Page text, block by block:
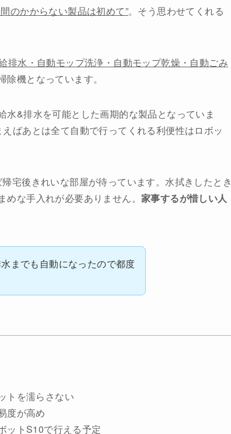
のかからない製品は初めて”。そう思わせてくれる
排水・自動モップ洗浄・自動モップ乾燥・自動ごみ
機となっています。
&排水を可能とした画期的な製品となっていま
ばあとは全て自動で行ってくれる利便性はロボッ
宅後きれいな部屋が待っています。水拭きしたとき
な手入れが必要ありません。 家事するが惜しい人
までも自動になったので都度
トを濡らさない
度が高め
ットS10で行える予定